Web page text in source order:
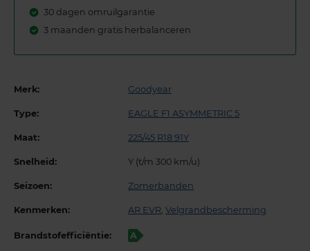
30 dagen omruilgarantie
3 maanden gratis herbalanceren
Merk: Goodyear
Type: EAGLE F1 ASYMMETRIC 5
Maat: 225/45 R18 91Y
Snelheid: Y (t/m 300 km/u)
Seizoen: Zomerbanden
Kenmerken: AR EVR, Velgrandbescherming
Brandstofefficiëntie: A